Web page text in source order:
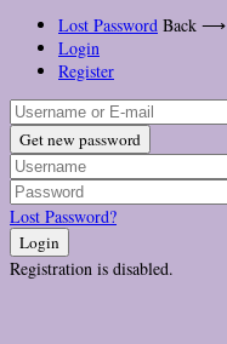
Lost Password Back ⟶
Login
Register
Get new password
Lost Password?
Login
Registration is disabled.